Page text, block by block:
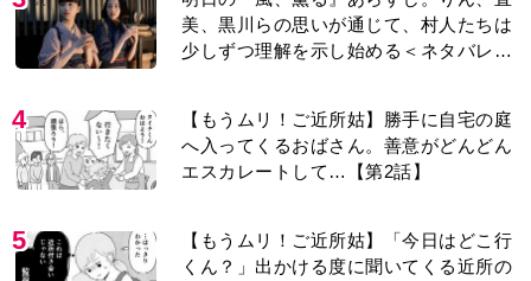
美、黒川らの思いが通じて、村人たちは
少しずつ理解を示し始める＜ネタバレあ
4
【もうムリ！ご近所姑】勝手に自宅の庭
へ入ってくるおばさん。善意がどんどん
エスカレートして…【第2話】
5
【もうムリ！ご近所姑】「今日はどこ行
くん？」出かける度に聞いてくる近所の